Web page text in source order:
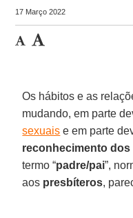
17 Março 2022
Os hábitos e as
mudando, em parte
sexuais e em parte
reconhecimento dos
termo “padre/pai”,
aos presbíteros,